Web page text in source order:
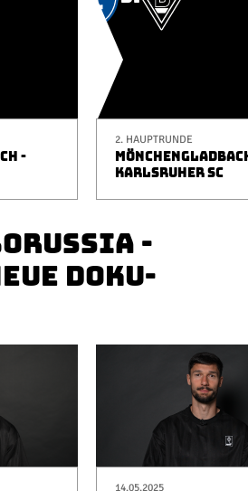
-
2. HAUPTRUNDE
KARLSRUHER SC
-
DOKU-
14.05.2025